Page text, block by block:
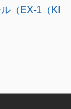
（EX-1（KI